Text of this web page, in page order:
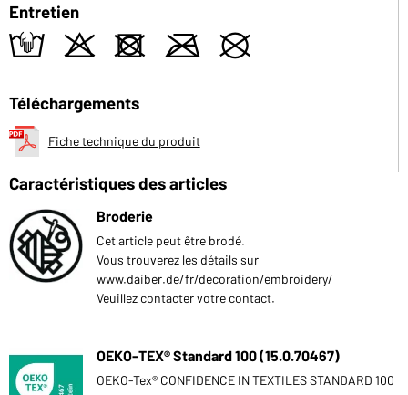
Entretien
t o d m U
Téléchargements
Fiche technique du produit
Caractéristiques des articles
Broderie
Cet article peut être brodé.
Vous trouverez les détails sur
www.daiber.de/fr/decoration/embroidery/
Veuillez contacter votre contact.
OEKO-TEX® Standard 100 (15.0.70467)
OEKO-Tex® CONFIDENCE IN TEXTILES STANDARD 100